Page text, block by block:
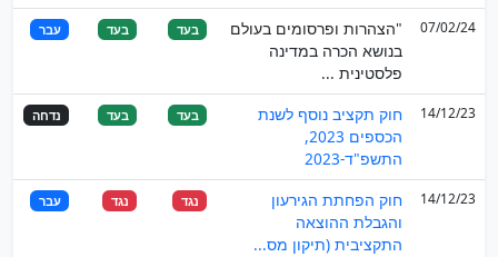
07/02/24
"הצהרות ופרסומים בעולם
בנושא הכרה במדינה
פלסטינית ...
בעד בעד עבר
14/12/23
חוק תקציב נוסף לשנת
הכספים 2023,
התשפ"ד-2023
בעד בעד נדחה
14/12/23
חוק הפחתת הגירעון
והגבלת ההוצאה
התקציבית (תיקון מס...
נגד נגד עבר